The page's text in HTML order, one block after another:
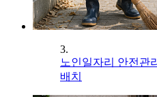
3.
노인일자리 안전관
배치